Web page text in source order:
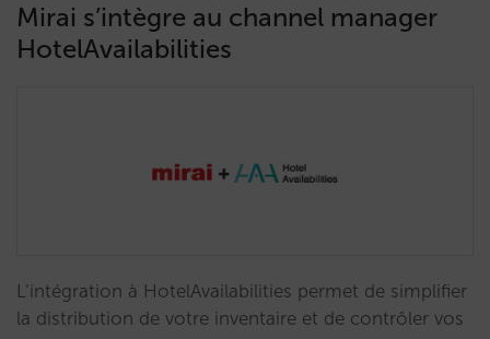
Mirai s’intègre au channel manager
HotelAvailabilities
L’intégration à HotelAvailabilities permet de simplifier
la distribution de votre inventaire et de contrôler vos